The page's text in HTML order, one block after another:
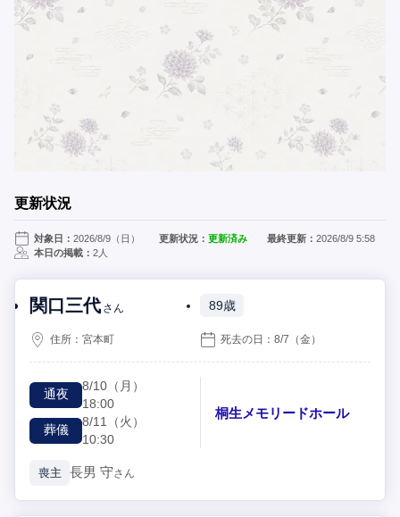
更新状況
対象日： 2026/8/9（日） 更新状況：更新済み 最終更新： 2026/8/9 5:58
本日の掲載： 2人
関口三代 さん 89歳
住所：宮本町 死去の日：8/7 （金）
通夜
8/10 （月）
18:00
葬儀
8/11 （火）
10:30
桐生メモリードホール
喪主 長男 守さん